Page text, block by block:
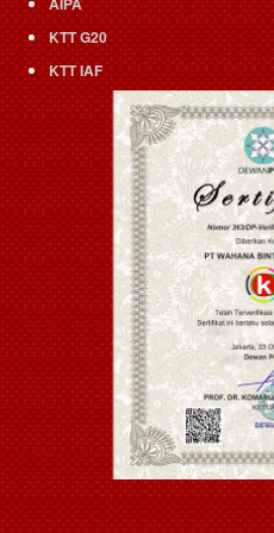
KTT G20
KTT IAF